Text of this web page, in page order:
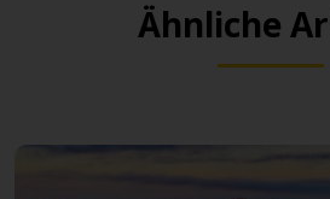
Ähnliche